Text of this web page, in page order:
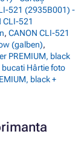
521 (2935B001) -
CLI-521
, CANON CLI-521
(galben),
PREMIUM, black
bucati Hârtie foto
black +